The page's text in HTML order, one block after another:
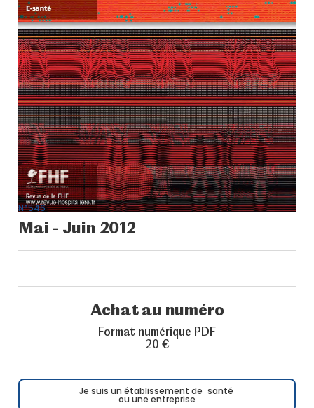
N°546
Mai - Juin 2012
Achat au numéro
Format numérique PDF
20 €
Je suis un établissement de santé
ou une entreprise